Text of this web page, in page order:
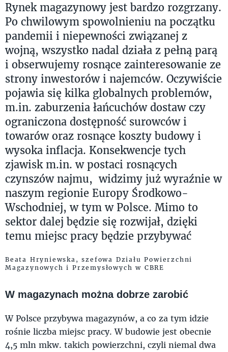
Rynek magazynowy jest bardzo rozgrzany.
Po chwilowym spowolnieniu na początku
pandemii i niepewności związanej z
wojną, wszystko nadal działa z pełną parą
i obserwujemy rosnące zainteresowanie ze
strony inwestorów i najemców. Oczywiście
pojawia się kilka globalnych problemów,
m.in. zaburzenia łańcuchów dostaw czy
ograniczona dostępność surowców i
towarów oraz rosnące koszty budowy i
wysoka inflacja. Konsekwencje tych
zjawisk m.in. w postaci rosnących
czynszów najmu, widzimy już wyraźnie w
naszym regionie Europy Środkowo-
Wschodniej, w tym w Polsce. Mimo to
sektor dalej będzie się rozwijał, dzięki
temu miejsc pracy będzie przybywać
Beata Hryniewska, szefowa Działu Powierzchni
Magazynowych i Przemysłowych w CBRE
W magazynach można dobrze zarobić
W Polsce przybywa magazynów, a co za tym idzie
rośnie liczba miejsc pracy. W budowie jest obecnie
4,5 mln mkw. takich powierzchni, czyli niemal dwa